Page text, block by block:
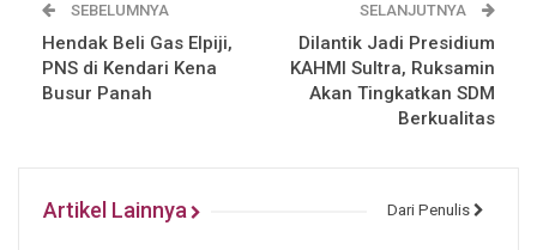
SEBELUMNYA
Hendak Beli Gas Elpiji,
PNS di Kendari Kena
Busur Panah
SELANJUTNYA
Dilantik Jadi Presidium
KAHMI Sultra, Ruksamin
Akan Tingkatkan SDM
Berkualitas
Artikel Lainnya Dari Penulis